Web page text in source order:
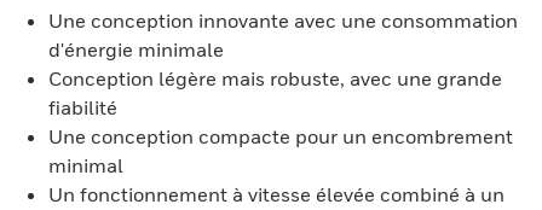
Une conception innovante avec une consommation
d'énergie minimale
Conception légère mais robuste, avec une grande
fiabilité
Une conception compacte pour un encombrement
minimal
Un fonctionnement à vitesse élevée combiné à un